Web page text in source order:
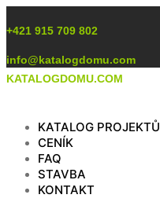
obsah
+421 915 709 802
info@katalogdomu.com
KATALOGDOMU.COM
KATALOG PROJEKTŮ
CENÍK
FAQ
STAVBA
KONTAKT